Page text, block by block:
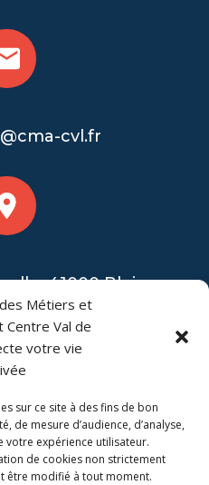
Métiers et
Centre Val de
votre vie
sur ce site à des fins de bon
de mesure d’audience, d’analyse,
votre expérience utilisateur.
de cookies non strictement
être modifié à tout moment.
cvl.fr
41000 Blois
géré par la Chambre de
Centre-Val de Loire.